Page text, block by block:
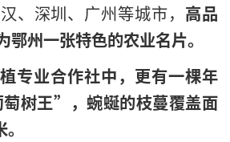
、深圳、广州等城市， 高品
鄂州一张特色的农业名片。
专业合作社中，更有一棵年
树王”，蜿蜒的枝蔓覆盖面